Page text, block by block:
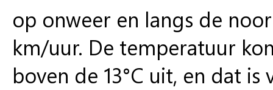
op onweer en langs de
km/uur. De temperatuur
boven de 13°C uit, en dat